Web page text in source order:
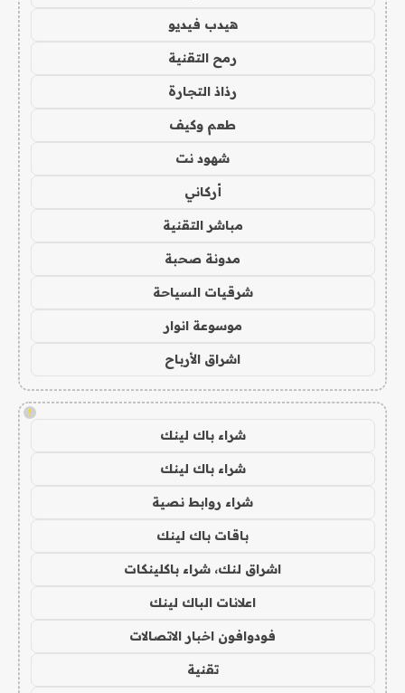
هيدب فيديو
رمح التقنية
رذاذ التجارة
طعم وكيف
شهود نت
أركاني
مباشر التقنية
مدونة صحبة
شرقيات السياحة
موسوعة انوار
اشراق الأرباح
!
شراء باك لينك
شراء باك لينك
شراء روابط نصية
باقات باك لينك
اشراق لنك، شراء باكلينكات
اعلانات الباك لينك
فودوافون اخبار الاتصالات
تقنية